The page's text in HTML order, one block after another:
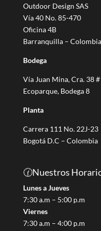
e
g
o
r
a
Outdoor Design SAS
Vía 40 No. 85-470
Oficina 4B
Barranquilla – Colombia
Bodega
Vía Juan Mina, Cra. 38
Ecoparque, Bodega 8
Planta
Carrera 111 No. 22J-23
Bogotá D.C – Colombia
🕜Nuestros
Lunes a Jueves
7:30 a.m – 5:00 p.m
Viernes
7:30 a.m – 4:00 p.m